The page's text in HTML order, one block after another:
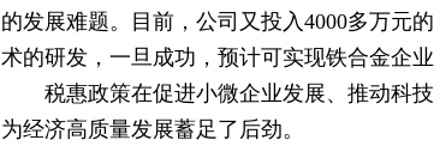
的发展难题。目前，公司又投入4000多万元
术的研发，一旦成功，预计可实现铁合金企
税惠政策在促进小微企业发展、推动科
为经济高质量发展蓄足了后劲。